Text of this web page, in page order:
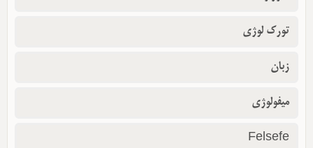
تورک لوژی
زبان
میفولوژی
Felsefe